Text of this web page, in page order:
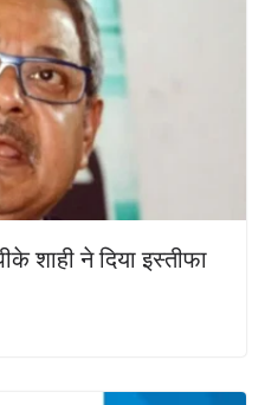
शाही ने दिया इस्तीफा